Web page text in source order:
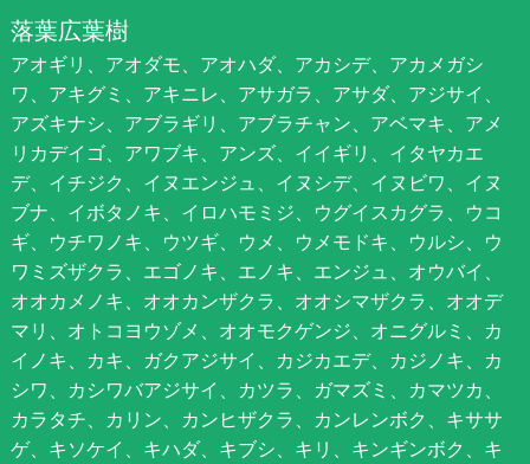
落葉広葉樹
アオギリ、アオダモ、アオハダ、アカシデ、アカメガシ
ワ、アキグミ、アキニレ、アサガラ、アサダ、アジサイ、
アズキナシ、アブラギリ、アブラチャン、アベマキ、アメ
リカデイゴ、アワブキ、アンズ、イイギリ、イタヤカエ
デ、イチジク、イヌエンジュ、イヌシデ、イヌビワ、イヌ
ブナ、イボタノキ、イロハモミジ、ウグイスカグラ、ウコ
ギ、ウチワノキ、ウツギ、ウメ、ウメモドキ、ウルシ、ウ
ワミズザクラ、エゴノキ、エノキ、エンジュ、オウバイ、
オオカメノキ、オオカンザクラ、オオシマザクラ、オオデ
マリ、オトコヨウゾメ、オオモクゲンジ、オニグルミ、カ
イノキ、カキ、ガクアジサイ、カジカエデ、カジノキ、カ
シワ、カシワバアジサイ、カツラ、ガマズミ、カマツカ、
カラタチ、カリン、カンヒザクラ、カンレンボク、キササ
ゲ、キソケイ、キハダ、キブシ、キリ、キンギンボク、キ